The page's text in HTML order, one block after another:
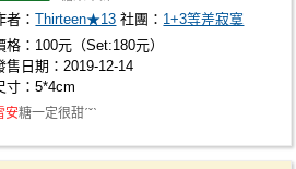
者：Thirteen★13 社團： 1+3等差寂寞
格：100元（Set:180元）
售日期：2019-12-14
寸：5*4cm
安糖一定很甜ˊˇˋ